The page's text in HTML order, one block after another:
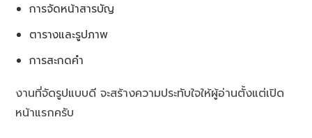
การจัดหน้าสารบัญ
ตารางและรูปภาพ
การสะกดคำ
งานที่จัดรูปแบบดี จะสร้างความประทับใจให้ผู้อ่านตั้งแต่เปิด
หน้าแรกครับ